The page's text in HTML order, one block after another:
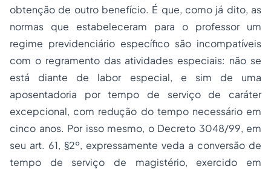
obtenção de outro benefício. É que, como já dito, as
normas que estabeleceram para o professor um
regime previdenciário específico são incompatíveis
com o regramento das atividades especiais: não se
está diante de labor especial, e sim de uma
aposentadoria por tempo de serviço de caráter
excepcional, com redução do tempo necessário em
cinco anos. Por isso mesmo, o Decreto 3048/99, em
seu art. 61, §2º, expressamente veda a conversão de
tempo de serviço de magistério, exercido em